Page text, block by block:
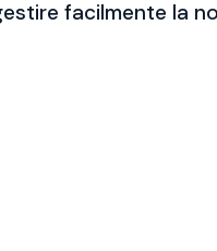
facilmente la